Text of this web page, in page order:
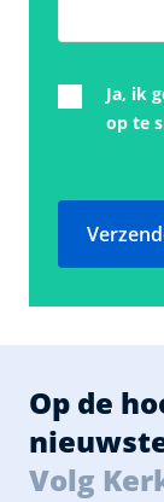
Ja, ik
op te
Op de
Volg